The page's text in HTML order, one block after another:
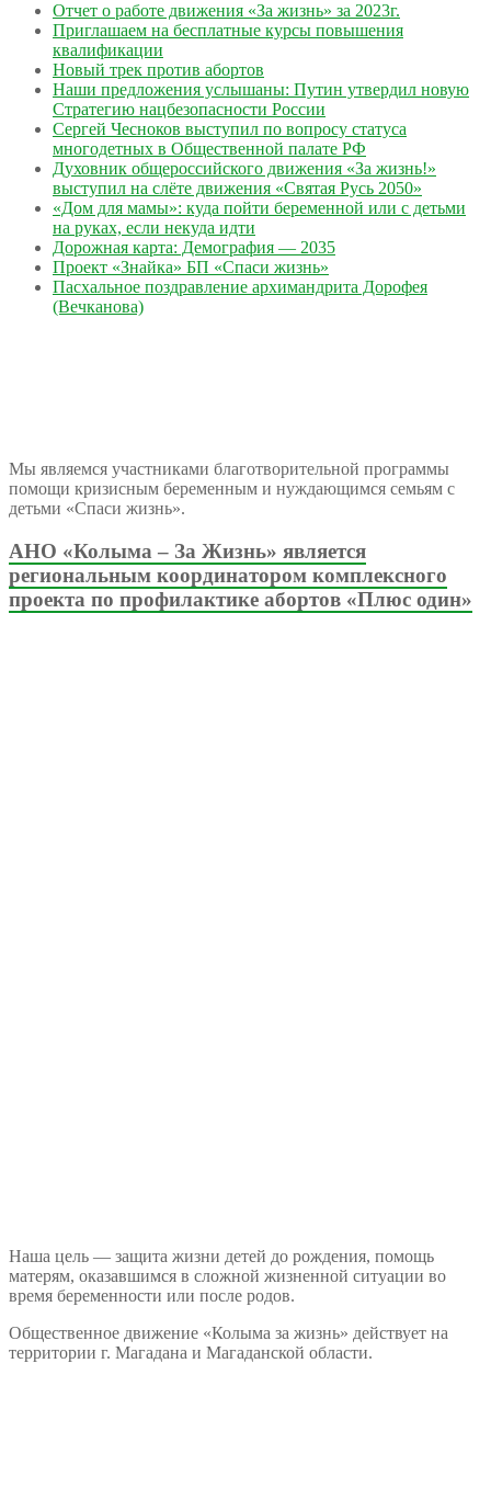
Отчет о работе движения «За жизнь» за 2023г.
Приглашаем на бесплатные курсы повышения
квалификации
Новый трек против абортов
Наши предложения услышаны: Путин утвердил новую
Стратегию нацбезопасности России
Сергей Чесноков выступил по вопросу статуса
многодетных в Общественной палате РФ
Духовник общероссийского движения «За жизнь!»
выступил на слёте движения «Святая Русь 2050»
«Дом для мамы»: куда пойти беременной или с детьми
на руках, если некуда идти
Дорожная карта: Демография — 2035
Проект «Знайка» БП «Спаси жизнь»
Пасхальное поздравление архимандрита Дорофея
(Вечканова)
Мы являемся участниками благотворительной программы
помощи кризисным беременным и нуждающимся семьям с
детьми «Спаси жизнь».
АНО «Колыма – За Жизнь» является
региональным координатором комплексного
проекта по профилактике абортов «Плюс один»
Наша цель — защита жизни детей до рождения, помощь
матерям, оказавшимся в сложной жизненной ситуации во
время беременности или после родов.
Общественное движение «Колыма за жизнь» действует на
территории г. Магадана и Магаданской области.